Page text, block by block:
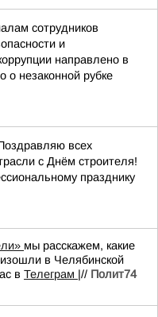
сотрудников
и
направлено в
о незаконной рубке
всех
с Днём строителя!
празднику
мы расскажем, какие
в Челябинской
в Телеграм |// Полит74